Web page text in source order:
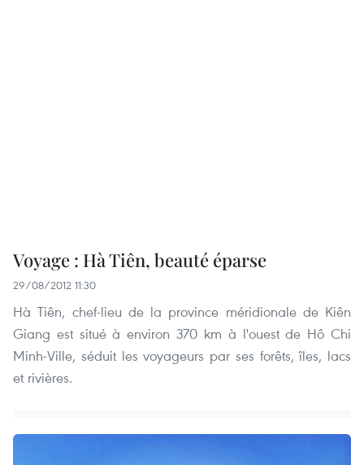
Voyage : Hà Tiên, beauté éparse
29/08/2012 11:30
Hà Tiên, chef-lieu de la province méridionale de Kiên
Giang est situé à environ 370 km à l'ouest de Hô Chi
Minh-Ville, séduit les voyageurs par ses forêts, îles, lacs
et rivières.